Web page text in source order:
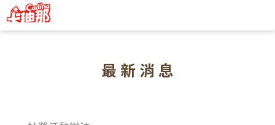
卡迪那全系列